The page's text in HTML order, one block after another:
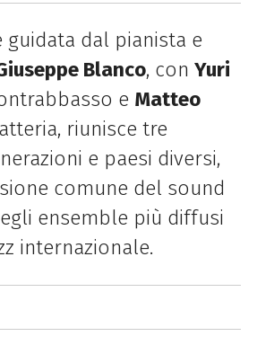
guidata dal pianista e
Blanco, con Yuri
e Matteo
riunisce tre
e paesi diversi,
comune del sound
ensemble più diffusi
internazionale.